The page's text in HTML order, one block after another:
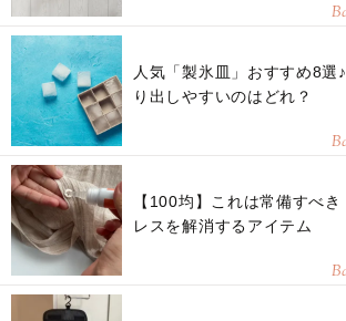
人気「製氷皿」おすすめ8選
り出しやすいのはどれ？
【100均】これは常備すべ
レスを解消するアイテム